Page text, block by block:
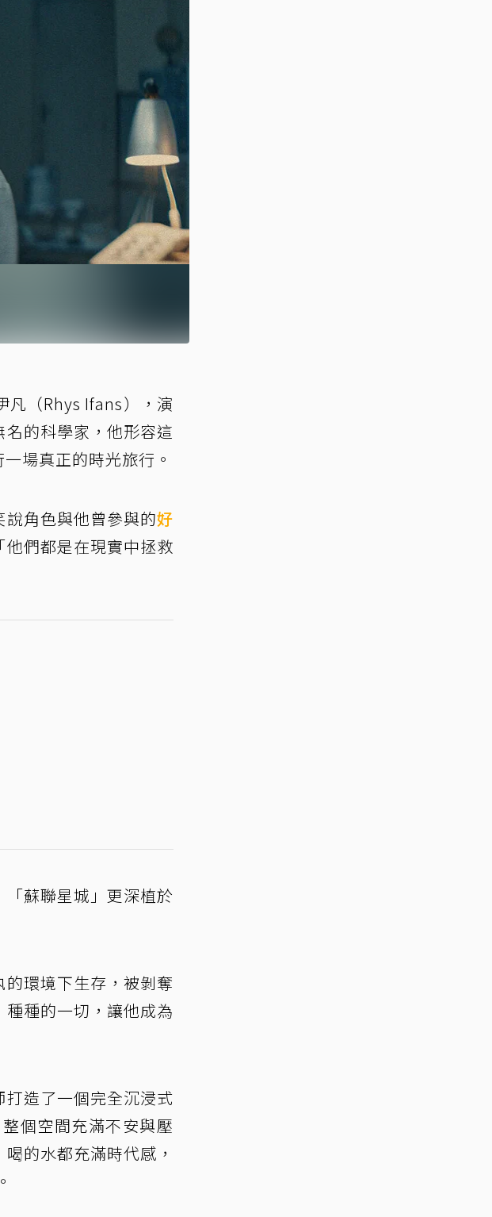
凡（Rhys Ifans），演
的科學家，他形容這
場真正的時光旅行。
角色與他曾參與的好
們都是在現實中拯救
蘇聯星城」更深植於
環境下生存，被剝奪
種的一切，讓他成為
造了一個完全沉浸式
個空間充滿不安與壓
的水都充滿時代感，